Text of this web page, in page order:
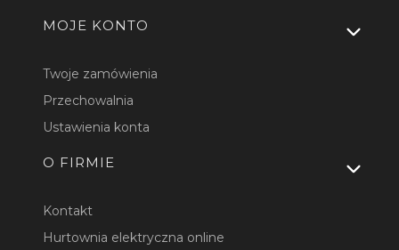
MOJE KONTO
Twoje zamówienia
Przechowalnia
Ustawienia konta
O FIRMIE
Kontakt
Hurtownia elektryczna online